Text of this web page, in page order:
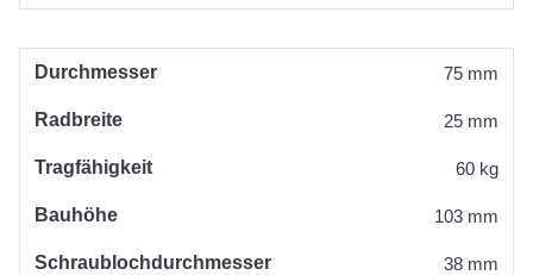
Durchmesser 75 mm
Radbreite 25 mm
Tragfähigkeit 60 kg
Bauhöhe 103 mm
Schraublochdurchmesser 38 mm